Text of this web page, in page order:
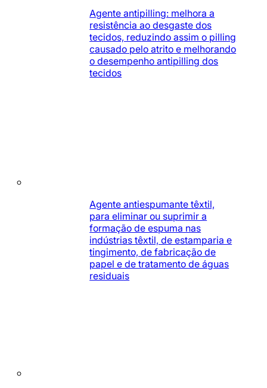
Agente antipilling: melhora a
resistência ao desgaste dos
tecidos, reduzindo assim o pilling
causado pelo atrito e melhorando
o desempenho antipilling dos
tecidos
Agente antiespumante têxtil,
para eliminar ou suprimir a
formação de espuma nas
indústrias têxtil, de estamparia e
tingimento, de fabricação de
papel e de tratamento de águas
residuais